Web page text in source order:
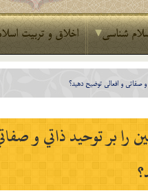
شناسی اخلاق و تربیت
صفاتي و افعالي توضيح دهيد؟
را بر توحيد ذاتي و